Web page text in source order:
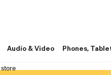
Audio & Video Phones,